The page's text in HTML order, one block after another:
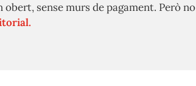
sense murs de pagament. Però no